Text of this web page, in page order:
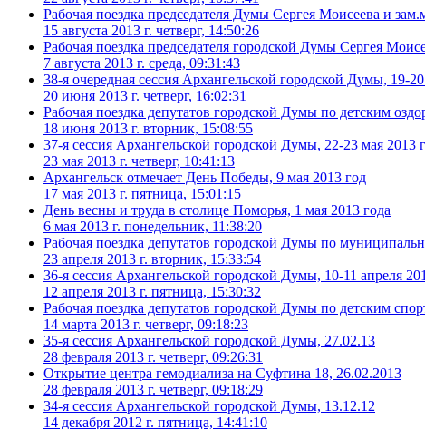
Рабочая поездка председателя Думы Сергея Моисеева и
15 августа 2013 г. четверг, 14:50:26
Рабочая поездка председателя городской Думы Сергея
7 августа 2013 г. среда, 09:31:43
38-я очередная сессия Архангельской городской Думы, 19-
20 июня 2013 г. четверг, 16:02:31
Рабочая поездка депутатов городской Думы по детским
18 июня 2013 г. вторник, 15:08:55
37-я сессия Архангельской городской Думы, 22-23 мая 2013
23 мая 2013 г. четверг, 10:41:13
Архангельск отмечает День Победы, 9 мая 2013 год
17 мая 2013 г. пятница, 15:01:15
День весны и труда в столице Поморья, 1 мая 2013 года
6 мая 2013 г. понедельник, 11:38:20
Рабочая поездка депутатов городской Думы по
23 апреля 2013 г. вторник, 15:33:54
36-я сессия Архангельской городской Думы, 10-11 апреля
12 апреля 2013 г. пятница, 15:30:32
Рабочая поездка депутатов городской Думы по детским
14 марта 2013 г. четверг, 09:18:23
35-я сессия Архангельской городской Думы, 27.02.13
28 февраля 2013 г. четверг, 09:26:31
Открытие центра гемодиализа на Суфтина 18, 26.02.2013
28 февраля 2013 г. четверг, 09:18:29
34-я сессия Архангельской городской Думы, 13.12.12
14 декабря 2012 г. пятница, 14:41:10